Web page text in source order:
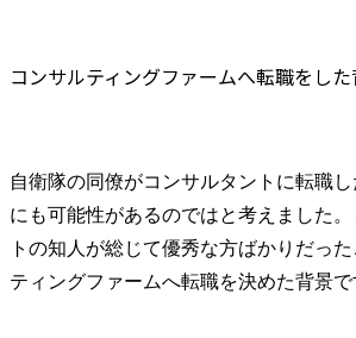
コンサルティングファームへ転職をし
自衛隊の同僚がコンサルタントに転職
にも可能性があるのではと考えました
トの知人が総じて優秀な方ばかりだっ
ティングファームへ転職を決めた背景で